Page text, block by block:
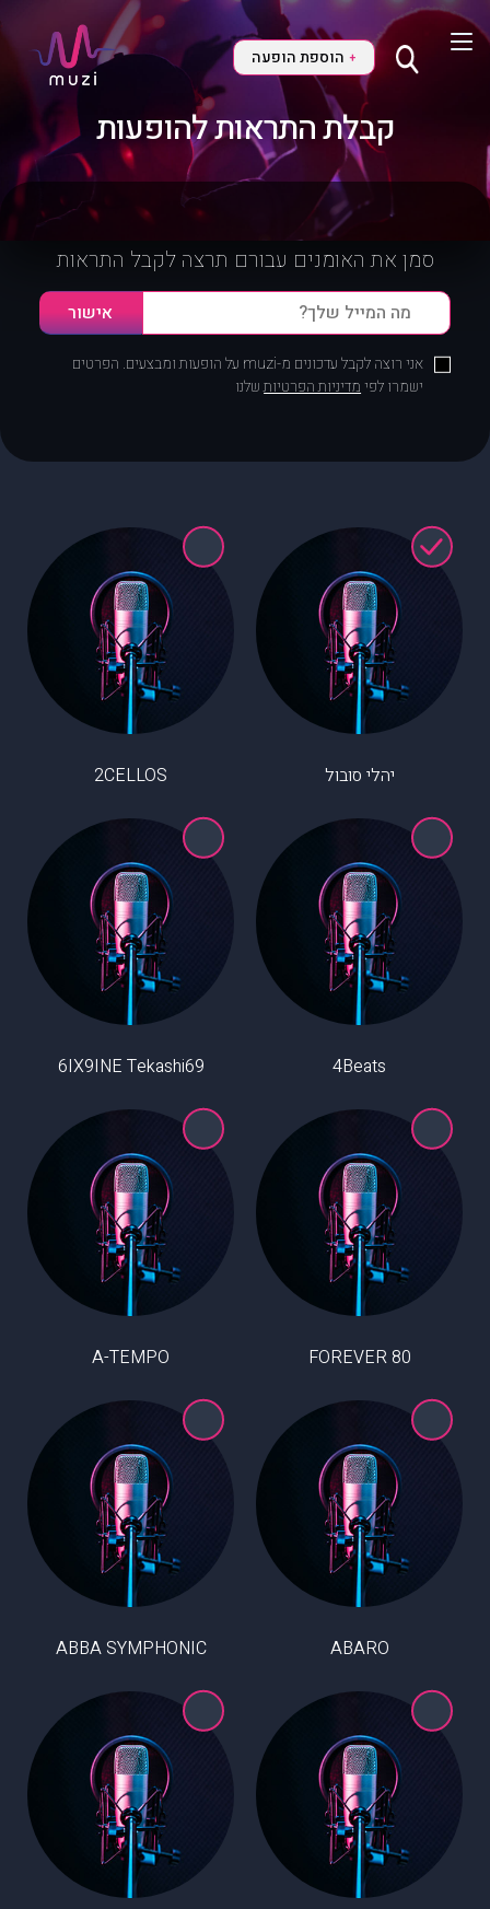
+ הוספת הופעה
קבלת התראות להופעות
סמן את האומנים עבורם תרצה לקבל התראות
אני רוצה לקבל עדכונים מ-muzi על הופעות ומבצעים. הפרטים
ישמרו לפימדיניות הפרטיותשלנו
יהלי סובול 2CELLOS
4Beats
6IX9INE Tekashi69
80 FOREVER
A-TEMPO
ABARO
ABBA SYMPHONIC